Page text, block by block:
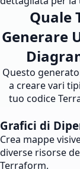
Quale
Generare
Questo
a creare vari
tuo codice
Grafici di
Crea mappe
diverse risorse
Terraform.